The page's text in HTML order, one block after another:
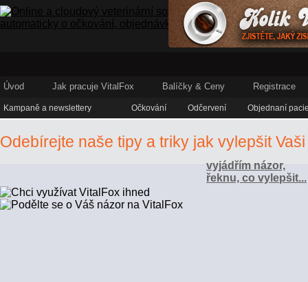
Úvod Jak pracuje VitalFox Balíčky & Ceny Registrace
Kampaně a newslettery Očkování Odčervení Objednaní
Odebírejte naše tipy a triky jak vylepšit
vyjádřím názor,
řeknu, co vylepšit...